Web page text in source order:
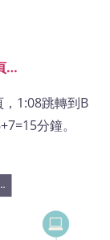
…
1:08跳轉到B
分鐘。